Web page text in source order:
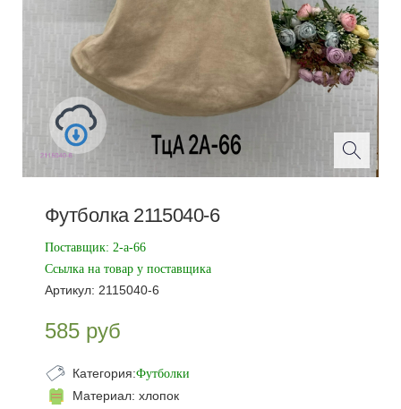
Футболка 2115040-6
Поставщик: 2-а-66
Ссылка на товар у поставщика
Артикул: 2115040-6
585 руб
Категория:Футболки
Материал: хлопок